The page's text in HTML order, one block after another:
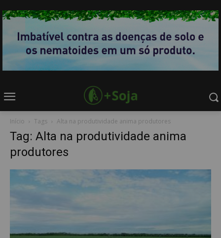
Início Tags Alta na produtividade anima produtores
Tag: Alta na produtividade anima
produtores